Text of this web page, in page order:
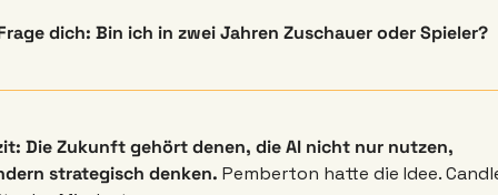
dich: Bin ich in zwei Jahren Zuschauer oder Spieler?
Die Zukunft gehört denen, die AI nicht nur nutzen,
strategisch denken. Pemberton hatte die Idee.